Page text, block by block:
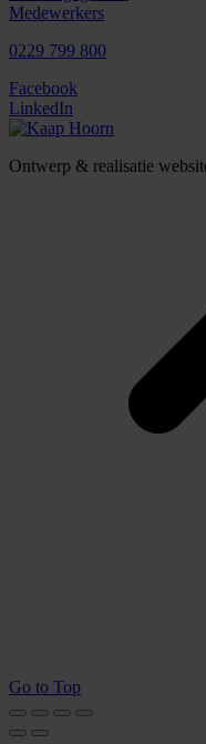
Medewerkers
0229 799 800
Facebook
LinkedIn
Ontwerp & realisatie
Go to Top